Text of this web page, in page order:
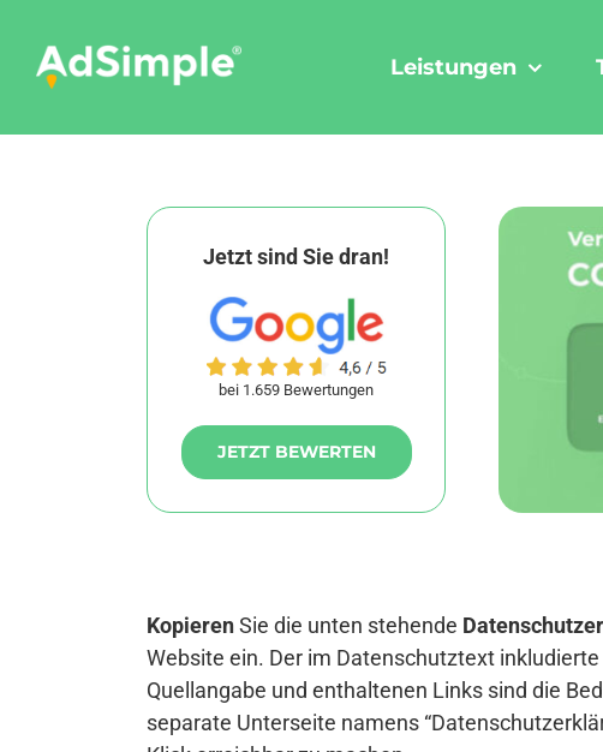
content
Leistungen
Jetzt sind Sie dran!
bei 1.659 Bewertungen
JETZT BEWERTEN
KopierenSie die unten stehende
Website ein. Der im Datenschutztext
Quellangabe und enthaltenen Links sind die
separate Unterseite namens